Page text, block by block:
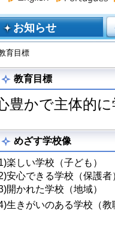
お知らせ
育目標
教育目標
豊かで主体的
めざす学校像
楽しい学校（子ども）
安心できる学校（保護者
開かれた学校 （地域）
生きがいのある学校（教